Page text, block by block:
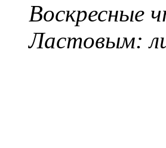
Воскресные
Ластовым: